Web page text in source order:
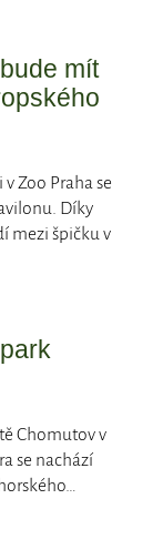
mít
v Zoo Praha se
Díky
mezi špičku v
Chomutov v
se nachází